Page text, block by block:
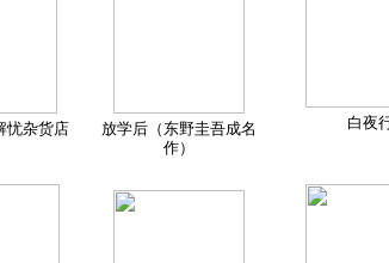
忧杂货店
放学后（东野圭吾成名
作）
白夜